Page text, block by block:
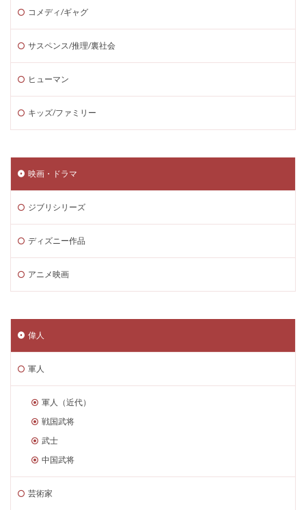
コメディ/ギャグ
サスペンス/推理/裏社会
ヒューマン
キッズ/ファミリー
映画・ドラマ
ジブリシリーズ
ディズニー作品
アニメ映画
偉人
軍人
軍人（近代）
戦国武将
武士
中国武将
芸術家